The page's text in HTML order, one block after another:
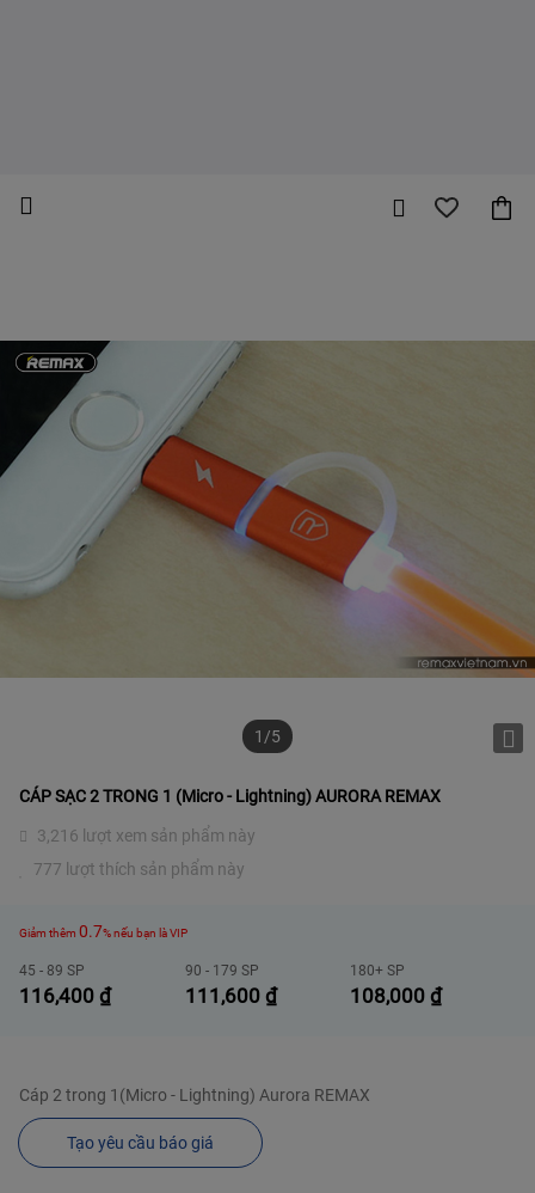
1/5
CÁP SẠC 2 TRONG 1 (Micro - Lightning) AURORA REMAX
3,216 lượt xem sản phẩm này
777 lượt thích sản phẩm này
Giảm thêm 0.7% nếu bạn là VIP
116,400 ₫
45 - 89 SP
111,600 ₫
90 - 179 SP
108,000₫
180+ SP
Cáp 2 trong 1(Micro - Lightning) Aurora REMAX
Tạo yêu cầu báo giá